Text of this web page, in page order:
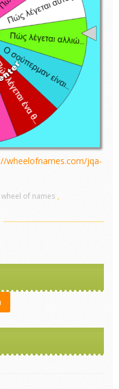
wheelofnames.com/jqa-
wheel of names ,